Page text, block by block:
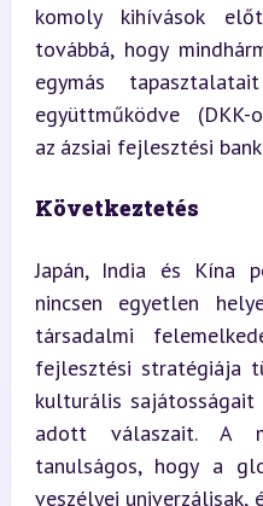
komoly kihívások
továbbá, hogy
egymás
együttműködve (DKK-
az ázsiai fejlesztési
Következtetés
Japán, India és Kína
nincsen egyetlen
társadalmi
fejlesztési stratégiája
kulturális
adott válaszait. A
tanulságos, hogy a
veszélyei univerzálisak,